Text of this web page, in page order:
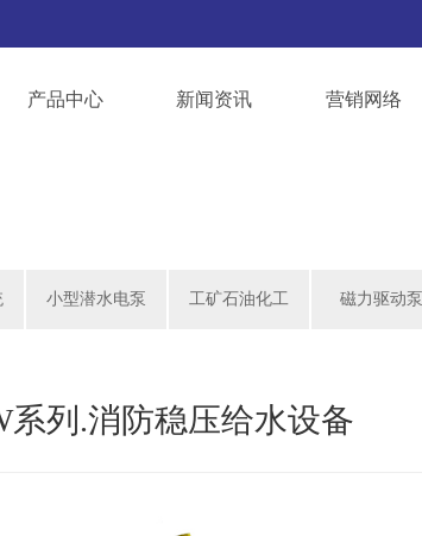
产品中心 新闻资讯 营销网络
系列.消防稳压给水设备
小型潜水电泵 工矿石油化工 磁力驱动泵